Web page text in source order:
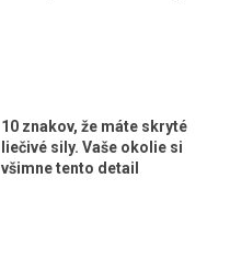
10 znakov, že máte skryté
liečivé sily. Vaše okolie si
všimne tento detail